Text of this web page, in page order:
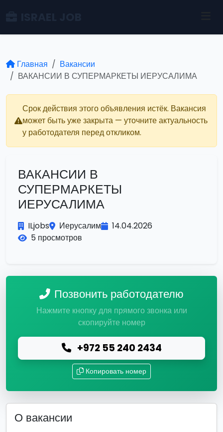
Главная
Вакансии
ВАКАНСИИ В СУПЕРМАРКЕТЫ ИЕРУСАЛИМА
Срок действия этого объявления истёк. Вакансия
может быть уже закрыта — уточните актуальность
у работодателя перед откликом.
ВАКАНСИИ В
СУПЕРМАРКЕТЫ
ИЕРУСАЛИМА
ILjobs Иерусалим
14.04.2026
5 просмотров
Позвонить работодателю
Нажмите кнопку для прямого звонка или
скопируйте номер
+972 55 240 2434
Копировать номер
О вакансии